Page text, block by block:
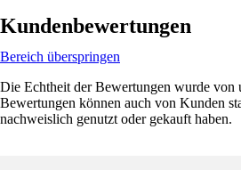
Kundenbewertungen
Bereich überspringen
Die Echtheit der Bewertungen wurde von
Bewertungen können auch von Kunden
nachweislich genutzt oder gekauft haben.